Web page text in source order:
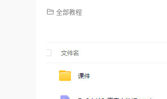
全部教程